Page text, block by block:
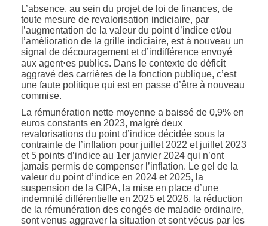
L’absence, au sein du projet de loi de finances, de
toute mesure de revalorisation indiciaire, par
l’augmentation de la valeur du point d’indice et/ou
l’amélioration de la grille indiciaire, est à nouveau un
signal de découragement et d’indifférence envoyé
aux agent⋅es publics. Dans le contexte de déficit
aggravé des carrières de la fonction publique, c’est
une faute politique qui est en passe d’être à nouveau
commise.
La rémunération nette moyenne a baissé de 0,9% en
euros constants en 2023, malgré deux
revalorisations du point d’indice décidée sous la
contrainte de l’inflation pour juillet 2022 et juillet 2023
et 5 points d’indice au 1er janvier 2024 qui n’ont
jamais permis de compenser l’inflation. Le gel de la
valeur du point d’indice en 2024 et 2025, la
suspension de la GIPA, la mise en place d’une
indemnité différentielle en 2025 et 2026, la réduction
de la rémunération des congés de maladie ordinaire,
sont venus aggraver la situation et sont vécus par les